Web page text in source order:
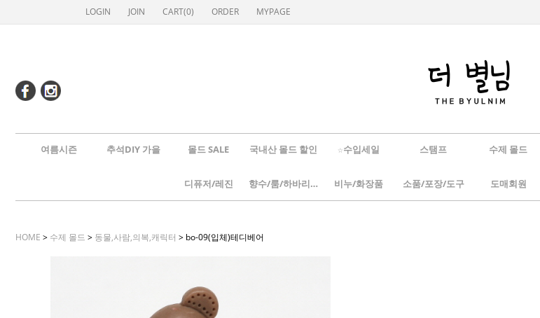
LOGIN JOIN CART(0) ORDER MYPAGE
여름시즌 추석DIY 가을 몰드 SALE 국내산 몰드 할인 ☆수입세일 스탬프 수제 몰드
디퓨저/레진 향수/룸/하바리움 비누/화장품 소품/포장/도구 도매회원
HOME > 수제 몰드 > 동물,사람,의복,캐릭터 > bo-09(입체)테디베어